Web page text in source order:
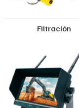
Filtración